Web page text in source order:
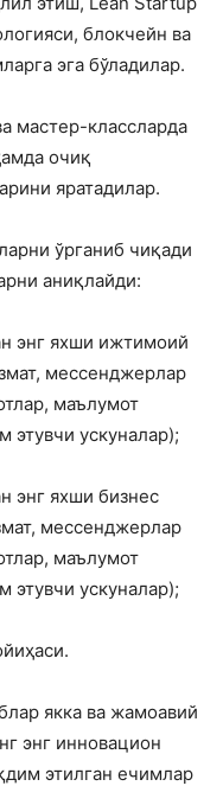
блокчейн ва
эга бўладилар.
мастер-классларда
очиқ
яратадилар.
ўрганиб чиқади
аниқлайди:
энг яхши ижтимоий
мессенджерлар
маълумот
этувчи ускуналар);
энг яхши бизнес
мессенджерлар
маълумот
этувчи ускуналар);
якка ва жамоавий
энг инновацион
этилган ечимлар